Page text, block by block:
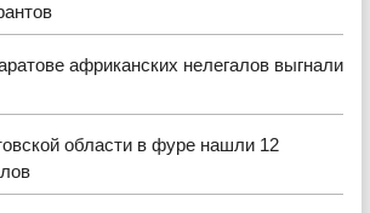
африканских нелегалов выгнали
области в фуре нашли 12